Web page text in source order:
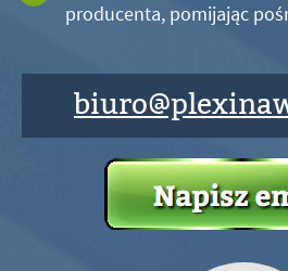
producenta, pomijając